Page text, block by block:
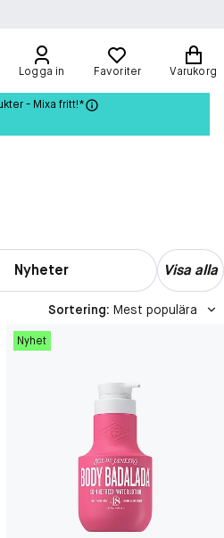
Logga in Favoriter Varukorg
- Mixa fritt!*
Nyheter Visa alla
Sortering: Mest populära
Nyhet